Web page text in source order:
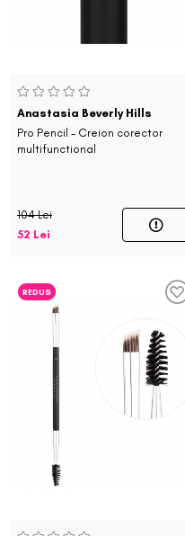
Anastasia Beverly Hills
Pro Pencil - Creion corector
multifunctional
104 Lei
52 Lei
REDUS